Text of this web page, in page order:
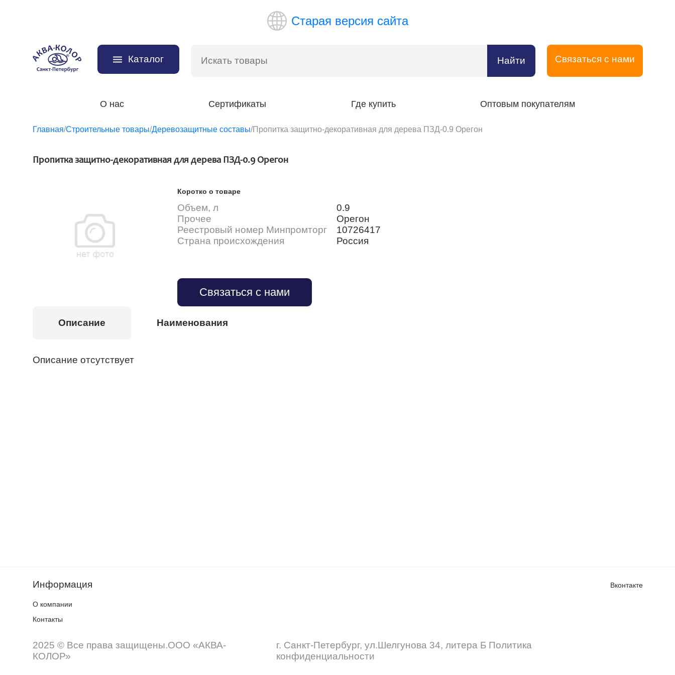
Старая версия сайта
Каталог Найти Связаться с нами
О нас Сертификаты Где купить Оптовым покупателям
Главная/Строительные товары/Деревозащитные составы/Пропитка защитно-декоративная для дерева ПЗД-0.9 Орегон
Пропитка защитно-декоративная для дерева ПЗД-0.9 Орегон
Коротко о товаре
Объем, л
0.9
Прочее
Орегон
Реестровый номер Минпромторг
10726417
Страна происхождения
Россия
Связаться с нами
Описание Наименования
Описание отсутствует
Информация
О компании
Контакты
Вконтакте
2025 © Все права защищены.ООО «АКВА-
КОЛОР»
г. Санкт-Петербург, ул.Шелгунова 34, литера Б Политика
конфиденциальности